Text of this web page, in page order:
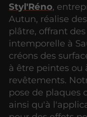
Styl'Réno,
Autun, réalise
plâtre, offrant
intemporelle à
créons des
à être peintes ou
revêtements.
pose de plaques
ainsi qu'à